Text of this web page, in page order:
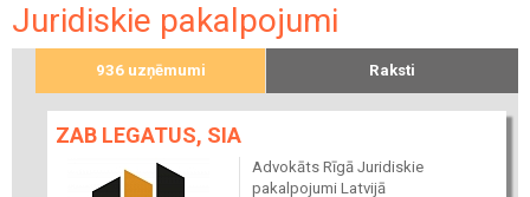
Juridiskie pakalpojumi
936 uzņēmumi Raksti
ZAB LEGATUS, SIA
Advokāts Rīgā Juridiskie
pakalpojumi Latvijā